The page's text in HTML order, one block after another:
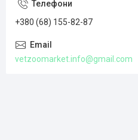
+380 (68) 155-82-87
vetzoomarket.info@gmail.com